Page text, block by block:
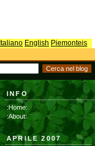
Italiano English Piemonteis
INFO
:Home:
:About:
APRILE 2007